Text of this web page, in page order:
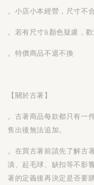
。小店小本經營，尺寸不
。若有尺寸&顏色疑慮，
。特價商品不退不換
【關於古著】
。古著商品每款都只有一
售出後無法追加。
。在買古著前請先了解古
漬、起毛球、缺扣等不影
著的定義後再決定是否要購